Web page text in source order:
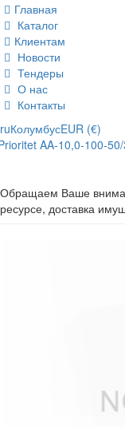
Главная
Каталог
Клиентам
Новости
Тендеры
О нас
Контакты
ruКолумбусEUR (€)
AA-10,0-100-
Обращаем Ваше
ресурсе, доставка